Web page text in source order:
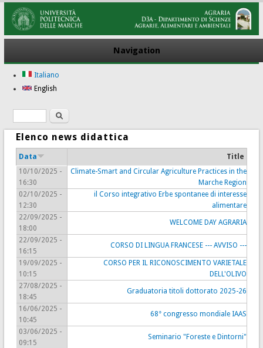
Navigation
Italiano
English
Search form
Search
Elenco news didattica
Data
Title
10/10/2025 -
16:30
Climate-Smart and Circular Agriculture Practices in the
Marche Region
02/10/2025 -
12:30
il Corso integrativo Erbe spontanee di interesse
alimentare
22/09/2025 -
18:00
WELCOME DAY AGRARIA
22/09/2025 -
16:15
CORSO DI LINGUA FRANCESE --- AVVISO ---
19/09/2025 -
10:15
CORSO PER IL RICONOSCIMENTO VARIETALE
DELL'OLIVO
27/08/2025 -
18:45
Graduatoria titoli dottorato 2025-26
16/06/2025 -
10:45
68° congresso mondiale IAAS
03/06/2025 -
09:15
Seminario "Foreste e Dintorni"